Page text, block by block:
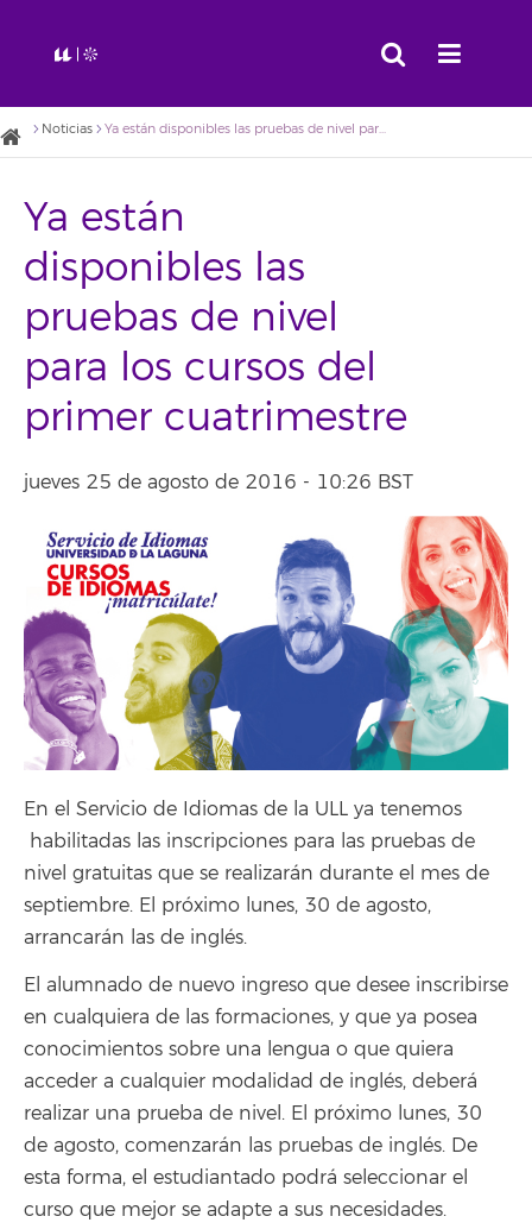
Noticias Ya están disponibles las pruebas de nivel para los cursos del primer cuatrimestre
Ya están
disponibles las
pruebas de nivel
para los cursos del
primer cuatrimestre
jueves 25 de agosto de 2016 - 10:26 BST
En el Servicio de Idiomas de la ULL ya tenemos
habilitadas las inscripciones para las pruebas de
nivel gratuitas que se realizarán durante el mes de
septiembre. El próximo lunes, 30 de agosto,
arrancarán las de inglés.
El alumnado de nuevo ingreso que desee inscribirse
en cualquiera de las formaciones, y que ya posea
conocimientos sobre una lengua o que quiera
acceder a cualquier modalidad de inglés, deberá
realizar una prueba de nivel. El próximo lunes, 30
de agosto, comenzarán las pruebas de inglés. De
esta forma, el estudiantado podrá seleccionar el
curso que mejor se adapte a sus necesidades.